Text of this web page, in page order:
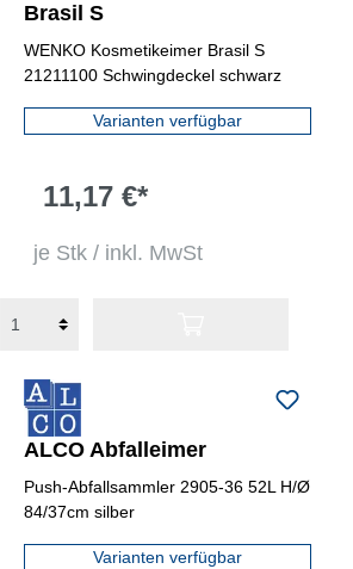
Brasil S
WENKO Kosmetikeimer Brasil S
21211100 Schwingdeckel schwarz
Varianten verfügbar
11,17 €*
je Stk / inkl. MwSt
ALCO Abfalleimer
Push-Abfallsammler 2905-36 52L H/Ø
84/37cm silber
Varianten verfügbar